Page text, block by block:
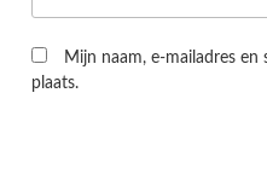
Mijn naam, e-mailadres
plaats.